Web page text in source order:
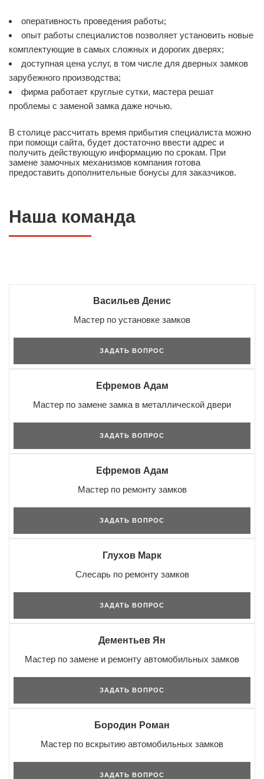
оперативность проведения работы;
опыт работы специалистов позволяет установить новые
комплектующие в самых сложных и дорогих дверях;
доступная цена услуг, в том числе для дверных замков
зарубежного производства;
фирма работает круглые сутки, мастера решат
проблемы с заменой замка даже ночью.
В столице рассчитать время прибытия специалиста можно
при помощи сайта, будет достаточно ввести адрес и
получить действующую информацию по срокам. При
замене замочных механизмов компания готова
предоставить дополнительные бонусы для заказчиков.
Наша команда
Васильев Денис
Мастер по установке замков
ЗАДАТЬ ВОПРОС
Ефремов Адам
Мастер по замене замка в металлической двери
ЗАДАТЬ ВОПРОС
Ефремов Адам
Мастер по ремонту замков
ЗАДАТЬ ВОПРОС
Глухов Марк
Слесарь по ремонту замков
ЗАДАТЬ ВОПРОС
Дементьев Ян
Мастер по замене и ремонту автомобильных замков
ЗАДАТЬ ВОПРОС
Бородин Роман
Мастер по вскрытию автомобильных замков
ЗАДАТЬ ВОПРОС